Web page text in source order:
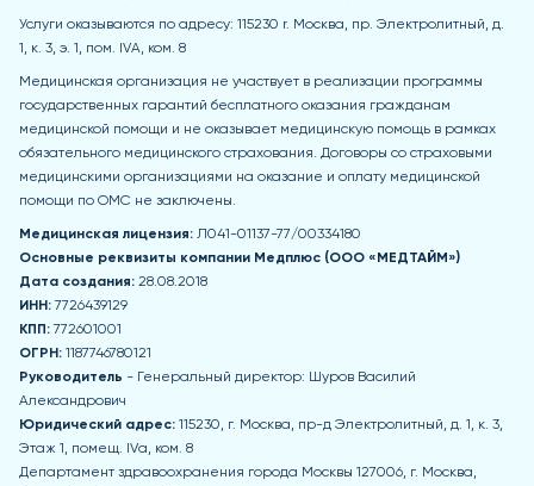
Услуги оказываются по адресу: 115230 r. Москва, пр. Электролитный, д.
1, к. 3, э. 1, пом. IVA, ком. 8
Медицинская организация не участвует в реализации программы
государственных гарантий бесплатного оказания гражданам
медицинской помощи и не оказывает медицинскую помощь в рамках
обязательного медицинского страхования. Договоры со страховыми
медицинскими организациями на оказание и оплату медицинской
помощи по ОМС не заключены.
Медицинская лицензия: Л041-01137-77/00334180
Основные реквизиты компании Медплюс (ООО «МЕДТАЙМ»)
Дата создания: 28.08.2018
ИНН:7726439129
КПП:772601001
ОГРН: 1187746780121
Руководитель - Генеральный директор: Шуров Василий
Александрович
Юридический адрес: 115230, г. Москва, пр-д Электролитный, д. 1, к. 3,
Этаж 1, помещ. IVа, ком. 8
Департамент здравоохранения города Москвы 127006, г. Москва,